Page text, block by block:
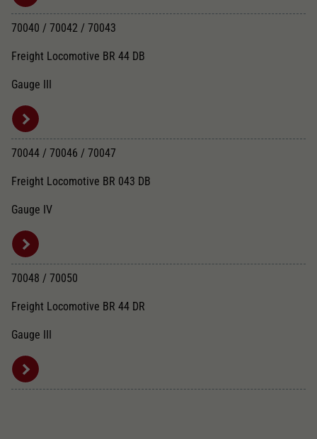
70040 / 70042 / 70043
Freight Locomotive BR 44 DB
Gauge III
70044 / 70046 / 70047
Freight Locomotive BR 043 DB
Gauge IV
70048 / 70050
Freight Locomotive BR 44 DR
Gauge III
Zweck
Einstellungen. Unter anderem eine zufällig
generierte ID, für die historische Speicherung
Webseiten-Betreiber dies eingestellt hat.